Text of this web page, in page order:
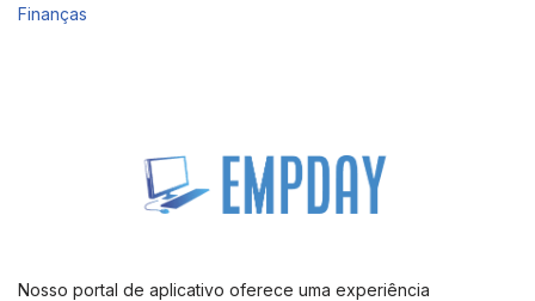
Finanças
Nosso portal de aplicativo oferece uma experiência